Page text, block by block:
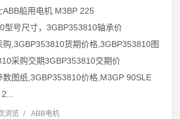
船用电机 M3BP 225
型号尺寸，3GBP353810轴承价
,3GBP353810货期价格,3GBP353810图
采购交期3GBP353810交期价
图纸,3GBP353810价格,M3GP 90SLE
浏览 / ABB电机